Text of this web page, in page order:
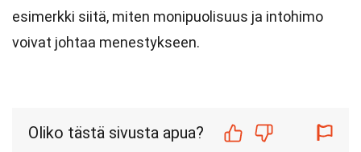
esimerkki siitä, miten monipuolisuus ja intohimo
voivat johtaa menestykseen.
Oliko tästä sivusta apua?